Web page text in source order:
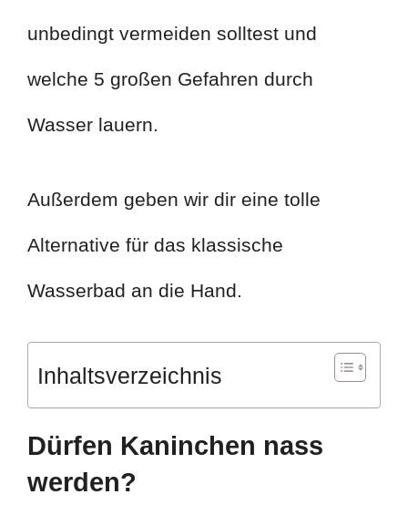
unbedingt vermeiden solltest und
welche 5 großen Gefahren durch
Wasser lauern.
Außerdem geben wir dir eine tolle
Alternative für das klassische
Wasserbad an die Hand.
Inhaltsverzeichnis
Dürfen Kaninchen nass
werden?